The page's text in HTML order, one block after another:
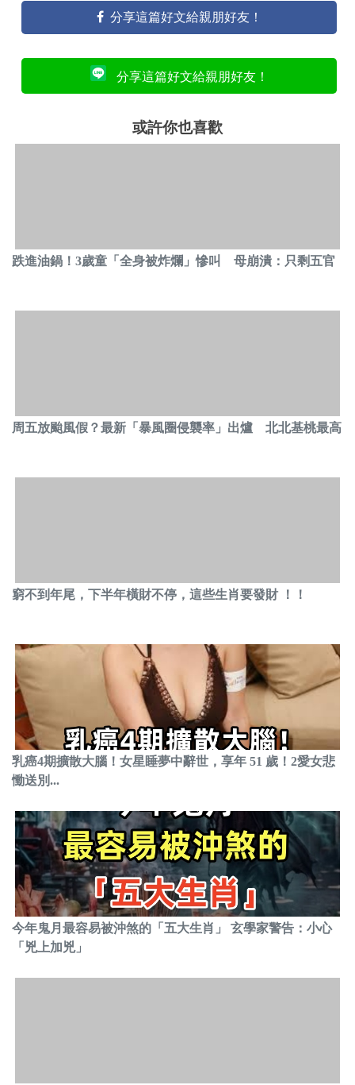
分享這篇好文給親朋好友！
分享這篇好文給親朋好友！
或許你也喜歡
跌進油鍋！3歲童「全身被炸爛」慘叫 母崩潰：只剩五官
周五放颱風假？最新「暴風圈侵襲率」出爐 北北基桃最高
窮不到年尾，下半年橫財不停，這些生肖要發財 ！！
乳癌4期擴散大腦！女星睡夢中辭世，享年 51 歲！2愛女悲
慟送別...
今年鬼月最容易被沖煞的「五大生肖」 玄學家警告：小心
「兇上加兇」